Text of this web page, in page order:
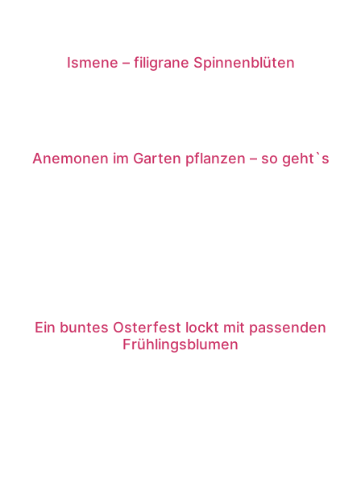
Ismene – filigrane Spinnenblüten
Anemonen im Garten pflanzen – so geht`s
Ein buntes Osterfest lockt mit passenden
Frühlingsblumen